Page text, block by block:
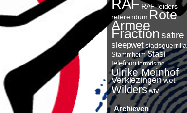
RAF RAF-leiders
referendum Rote
Armee
Fractionsatire
sleepwet stadsguerrilla
Stammheim Stasi
telefoon terrorisme
Ulrike Meinhof
Verkiezingenwet
Wilderswiv
Archieven